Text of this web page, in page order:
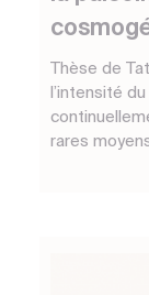
Thèse de
l’intensité
rares